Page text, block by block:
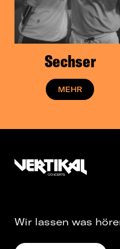
Sechser
MEHR
Wir lassen was